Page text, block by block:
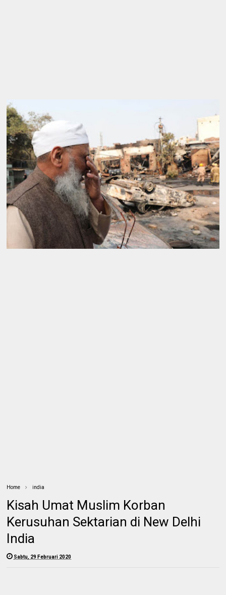
Home india
Kisah Umat Muslim Korban
Kerusuhan Sektarian di New Delhi
India
Sabtu, 29 Februari 2020